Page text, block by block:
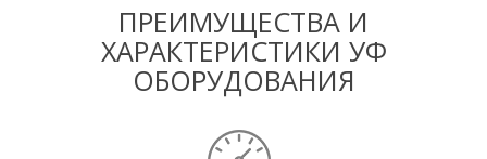
ПРЕИМУЩЕСТВА И
ХАРАКТЕРИСТИКИ УФ
ОБОРУДОВАНИЯ